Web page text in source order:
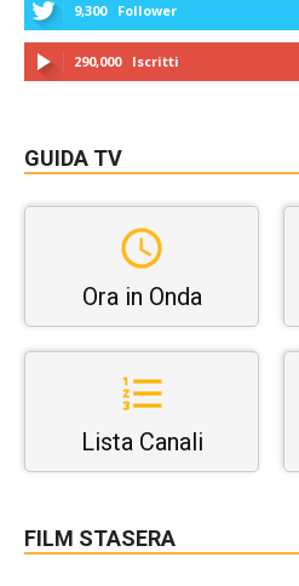
9,300 Follower
290,000 Iscritti
GUIDA TV
Ora in Onda
Lista Canali
FILM STASERA